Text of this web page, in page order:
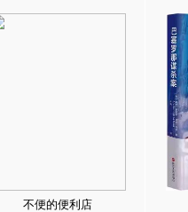
不便的便利店